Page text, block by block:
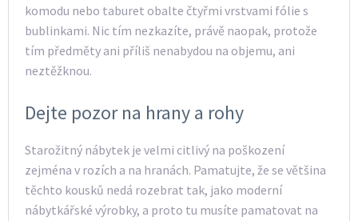
komodu nebo taburet obalte čtyřmi vrstvami fólie s
bublinkami. Nic tím nezkazíte, právě naopak, protože
tím předměty ani příliš nenabydou na objemu, ani
neztěžknou.
Dejte pozor na hrany a rohy
Starožitný nábytek je velmi citlivý na poškození
zejména v rozích a na hranách. Pamatujte, že se většina
těchto kousků nedá rozebrat tak, jako moderní
nábytkářské výrobky, a proto tu musíte pamatovat na